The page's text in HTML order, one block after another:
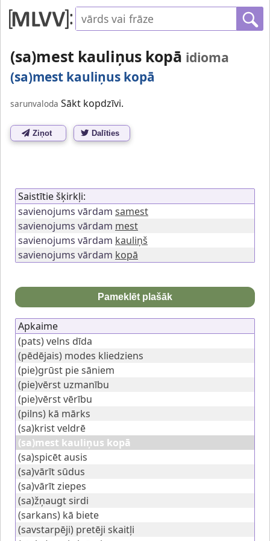
(sa)mest kauliņus kopā idioma
(sa)mest kauliņus kopā
sarunvaloda Sākt kopdzīvi.
Ziņot Dalīties
Saistītie šķirkļi:
savienojums vārdam samest
savienojums vārdam mest
savienojums vārdam kauliņš
savienojums vārdam kopā
Pameklēt plašāk
Apkaime
(pats) velns dīda
(pēdējais) modes kliedziens
(pie)grūst pie sāniem
(pie)vērst uzmanību
(pie)vērst vērību
(pilns) kā mārks
(sa)krist veldrē
(sa)mest kauliņus kopā
(sa)spicēt ausis
(sa)vārīt sūdus
(sa)vārīt ziepes
(sa)žņaugt sirdi
(sarkans) kā biete
(savstarpēji) pretēji skaitļi